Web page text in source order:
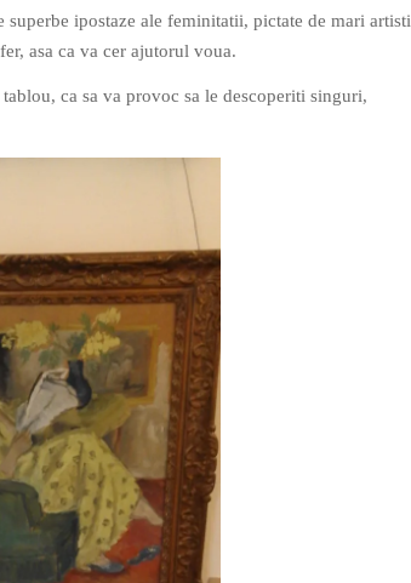
ipostaze ale feminitatii, pictate de mari artisti
asa ca va cer ajutorul voua.
ca sa va provoc sa le descoperiti singuri,